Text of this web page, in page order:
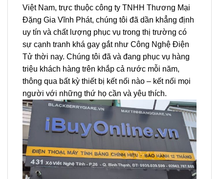
Việt Nam, trực thuộc công ty TNHH Thương Mại
Đặng Gia Vĩnh Phát, chúng tôi đã dần khẳng định
uy tín và chất lượng phục vụ trong thị trường có
sự cạnh tranh khá gay gắt như Công Nghệ Điện
Tử thời nay. Chúng tôi đã và đang phục vụ hàng
triệu khách hàng trên khắp cả nước mỗi năm,
thông qua bất kỳ thiết bị kết nối nào – kết nối mọi
người với những thứ họ cần và yêu thích.